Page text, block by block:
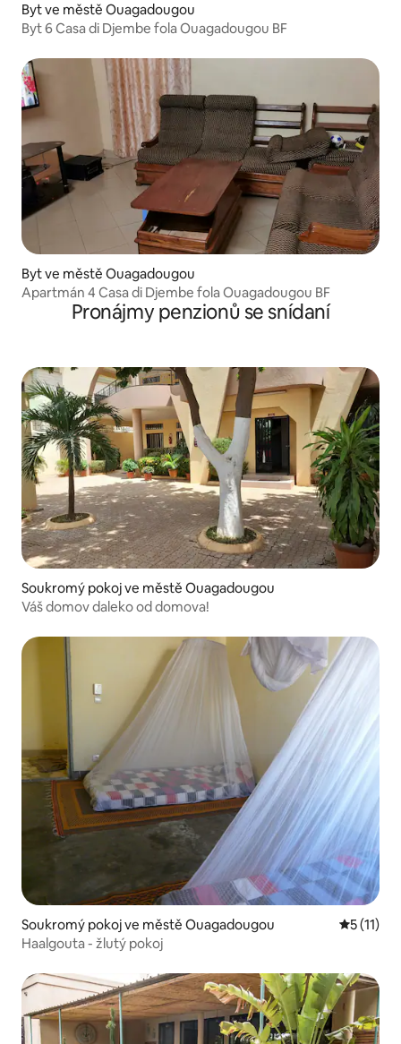
Byt ve městě Ouagadougou
Byt 6 Casa di Djembe fola Ouagadougou BF
Byt ve městě Ouagadougou
Apartmán 4 Casa di Djembe fola Ouagadougou BF
Pronájmy penzionů se snídaní
Soukromý pokoj ve městě Ouagadougou
Váš domov daleko od domova!
Soukromý pokoj ve městě Ouagadougou
5 (11)
Haalgouta - žlutý pokoj